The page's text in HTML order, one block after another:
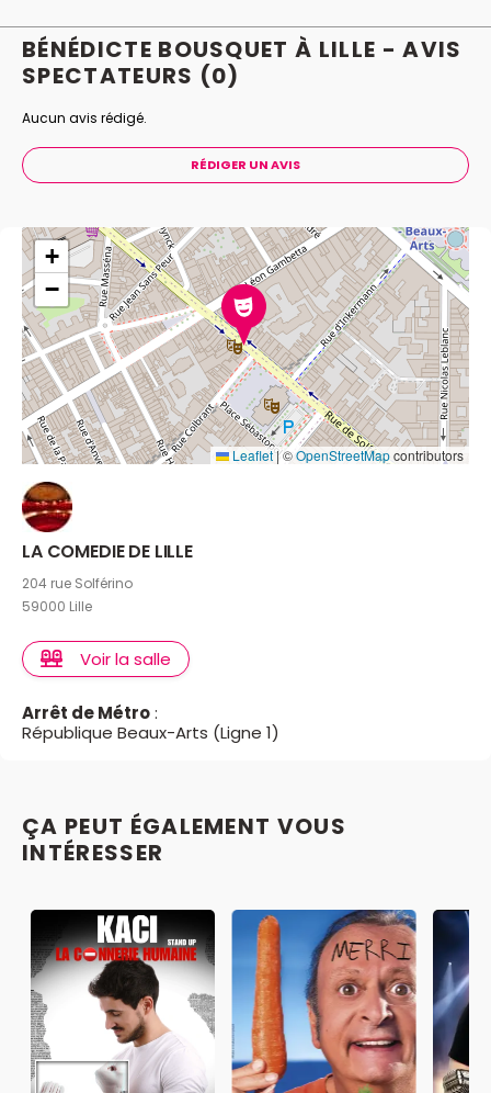
BÉNÉDICTE BOUSQUET À LILLE - AVIS
SPECTATEURS (0)
Aucun avis rédigé.
RÉDIGER UN AVIS
+
−
Leaflet|©OpenStreetMapcontributors
LA COMEDIE DE LILLE
204 rue Solférino
59000 Lille
Voir la salle
Arrêt de Métro:
République Beaux-Arts (Ligne 1)
ÇA PEUT ÉGALEMENT VOUS
INTÉRESSER